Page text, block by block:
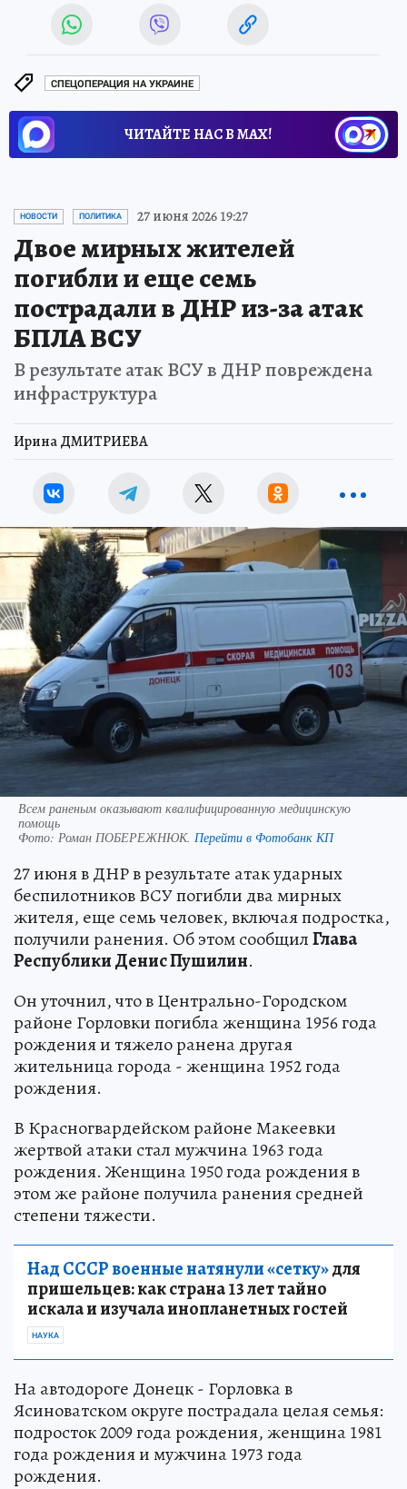
СПЕЦОПЕРАЦИЯ НА УКРАИНЕ
ЧИТАЙТЕ НАС В МАХ!
НОВОСТИ ПОЛИТИКА 27 июня 2026 19:27
Двое мирных жителей
погибли и еще семь
пострадали в ДНР из-за атак
БПЛА ВСУ
В результате атак ВСУ в ДНР повреждена
инфраструктура
Ирина ДМИТРИЕВА
Всем раненым оказывают квалифицированную медицинскую
помощь
Фото: Роман ПОБЕРЕЖНЮК. Перейти в Фотобанк КП
27 июня в ДНР в результате атак ударных
беспилотников ВСУ погибли два мирных
жителя, еще семь человек, включая подростка,
получили ранения. Об этом сообщилГлава
Республики Денис Пушилин.
Он уточнил, что в Центрально-Городском
районе Горловки погибла женщина 1956 года
рождения и тяжело ранена другая
жительница города - женщина 1952 года
рождения.
В Красногвардейском районе Макеевки
жертвой атаки стал мужчина 1963 года
рождения. Женщина 1950 года рождения в
этом же районе получила ранения средней
степени тяжести.
Над СССР военные натянули «сетку»для
пришельцев: как страна 13 лет тайно
искала и изучала инопланетных гостей
НАУКА
На автодороге Донецк - Горловка в
Ясиноватском округе пострадала целая семья:
подросток 2009 года рождения, женщина 1981
года рождения и мужчина 1973 года
рождения.